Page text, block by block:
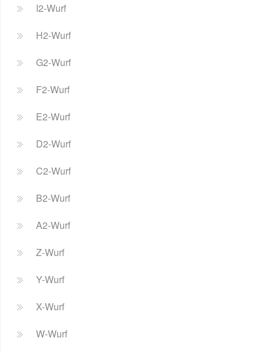
I2-Wurf
H2-Wurf
G2-Wurf
F2-Wurf
E2-Wurf
D2-Wurf
C2-Wurf
B2-Wurf
A2-Wurf
Z-Wurf
Y-Wurf
X-Wurf
W-Wurf